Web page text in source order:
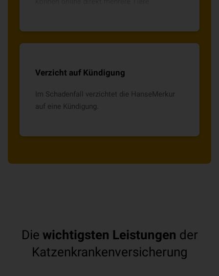
Verzicht auf Kündigung
Im Schadenfall verzichtet die HanseMerkur
auf eine Kündigung.
Die wichtigsten Leistungen der
Katzenkrankenversicherung